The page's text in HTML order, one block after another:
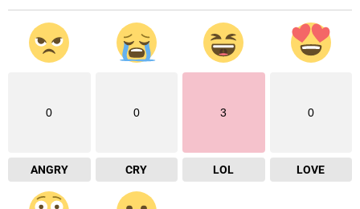
0
ANGRY
0
CRY
3
LOL
0
LOVE